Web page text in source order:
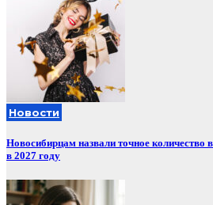
Новости
Новосибирцам назвали точное количество
в 2027 году